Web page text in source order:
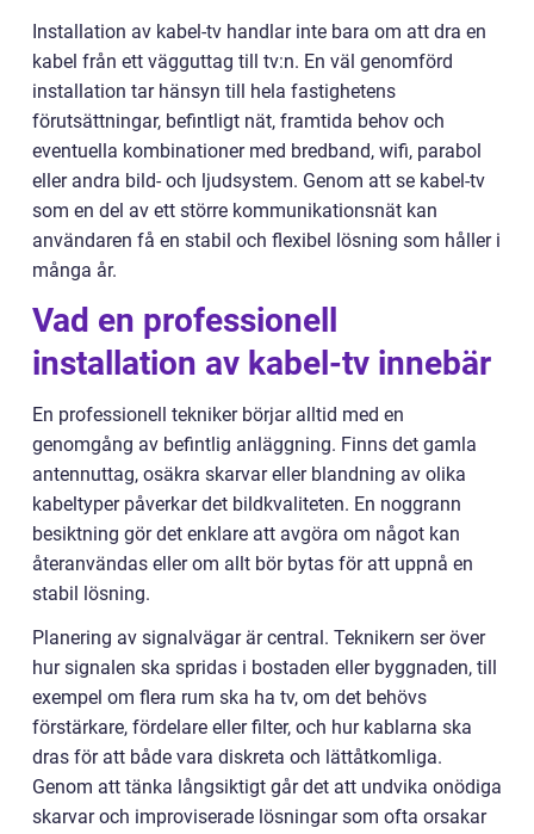
Installation av kabel-tv handlar inte bara om att dra en
kabel från ett vägguttag till tv:n. En väl genomförd
installation tar hänsyn till hela fastighetens
förutsättningar, befintligt nät, framtida behov och
eventuella kombinationer med bredband, wifi, parabol
eller andra bild- och ljudsystem. Genom att se kabel-tv
som en del av ett större kommunikationsnät kan
användaren få en stabil och flexibel lösning som håller i
många år.
Vad en professionell
installation av kabel-tv innebär
En professionell tekniker börjar alltid med en
genomgång av befintlig anläggning. Finns det gamla
antennuttag, osäkra skarvar eller blandning av olika
kabeltyper påverkar det bildkvaliteten. En noggrann
besiktning gör det enklare att avgöra om något kan
återanvändas eller om allt bör bytas för att uppnå en
stabil lösning.
Planering av signalvägar är central. Teknikern ser över
hur signalen ska spridas i bostaden eller byggnaden, till
exempel om flera rum ska ha tv, om det behövs
förstärkare, fördelare eller filter, och hur kablarna ska
dras för att både vara diskreta och lättåtkomliga.
Genom att tänka långsiktigt går det att undvika onödiga
skarvar och improviserade lösningar som ofta orsakar